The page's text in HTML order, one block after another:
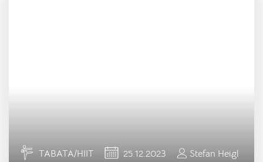
TABATA/HIIT 25.12.2023 Stefan Heigl